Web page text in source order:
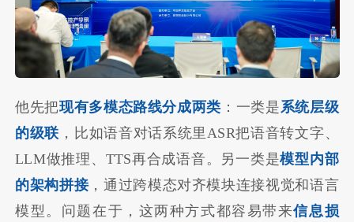
他先把现有多模态路线分成两类 ：一类是系统层级
的级联 ，比如语音对话系统里ASR把语音转文字、
LLM做推理、TTS再合成语音。另一类是模型内部
的架构拼接，通过跨模态对齐模块连接视觉和语言
模型。问题在于，这两种方式都容易带来信息损